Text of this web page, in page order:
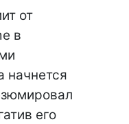
от
в
начнется
его